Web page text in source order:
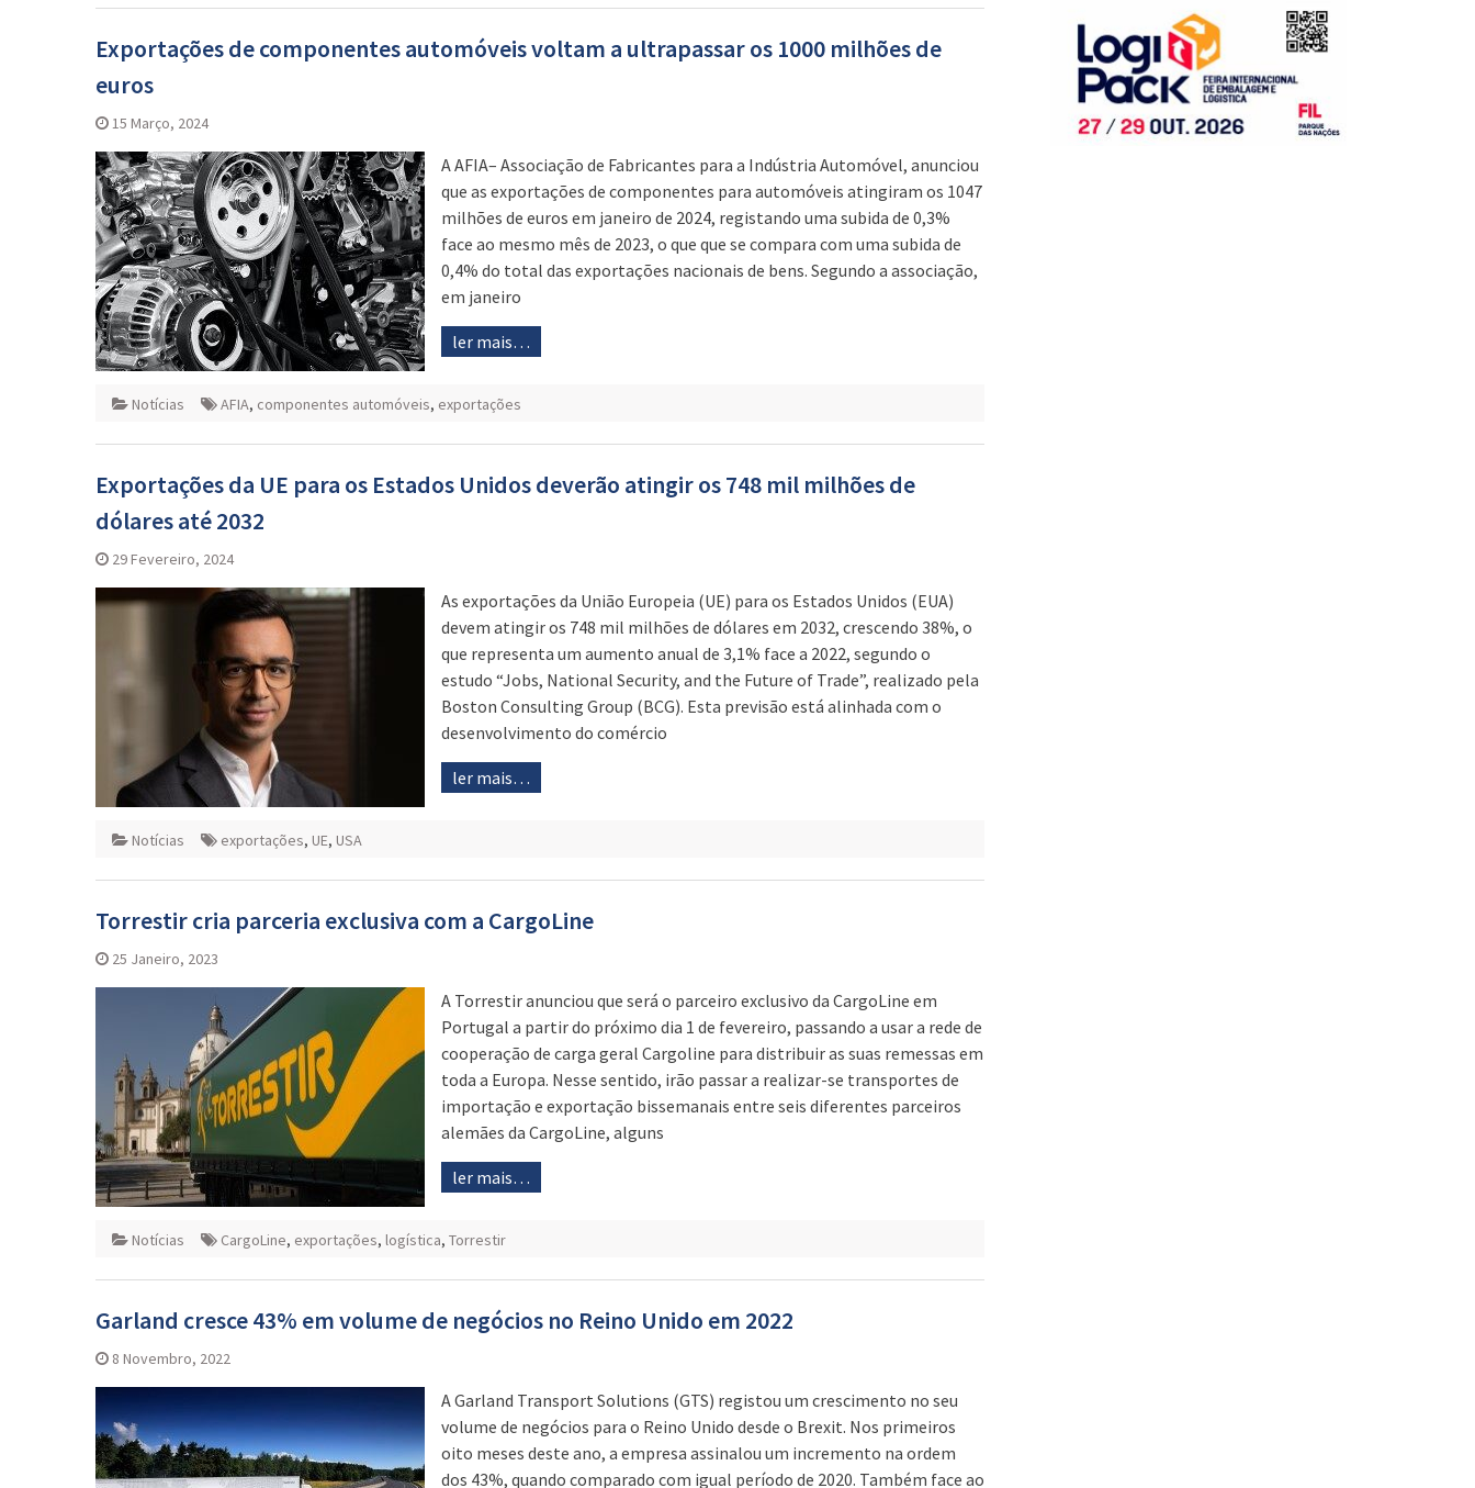
Exportações de componentes automóveis voltam a ultrapassar os 1000 milhões de
euros
15 Março, 2024
A AFIA– Associação de Fabricantes para a Indústria Automóvel, anunciou
que as exportações de componentes para automóveis atingiram os 1047
milhões de euros em janeiro de 2024, registando uma subida de 0,3%
face ao mesmo mês de 2023, o que que se compara com uma subida de
0,4% do total das exportações nacionais de bens. Segundo a associação,
em janeiro
ler mais…
Notícias AFIA, componentes automóveis, exportações
Exportações da UE para os Estados Unidos deverão atingir os 748 mil milhões de
dólares até 2032
29 Fevereiro, 2024
As exportações da União Europeia (UE) para os Estados Unidos (EUA)
devem atingir os 748 mil milhões de dólares em 2032, crescendo 38%, o
que representa um aumento anual de 3,1% face a 2022, segundo o
estudo “Jobs, National Security, and the Future of Trade”, realizado pela
Boston Consulting Group (BCG). Esta previsão está alinhada com o
desenvolvimento do comércio
ler mais…
Notícias exportações, UE, USA
Torrestir cria parceria exclusiva com a CargoLine
25 Janeiro, 2023
A Torrestir anunciou que será o parceiro exclusivo da CargoLine em
Portugal a partir do próximo dia 1 de fevereiro, passando a usar a rede de
cooperação de carga geral Cargoline para distribuir as suas remessas em
toda a Europa. Nesse sentido, irão passar a realizar-se transportes de
importação e exportação bissemanais entre seis diferentes parceiros
alemães da CargoLine, alguns
ler mais…
Notícias CargoLine, exportações, logística, Torrestir
Garland cresce 43% em volume de negócios no Reino Unido em 2022
8 Novembro, 2022
A Garland Transport Solutions (GTS) registou um crescimento no seu
volume de negócios para o Reino Unido desde o Brexit. Nos primeiros
oito meses deste ano, a empresa assinalou um incremento na ordem
dos 43%, quando comparado com igual período de 2020. Também face ao